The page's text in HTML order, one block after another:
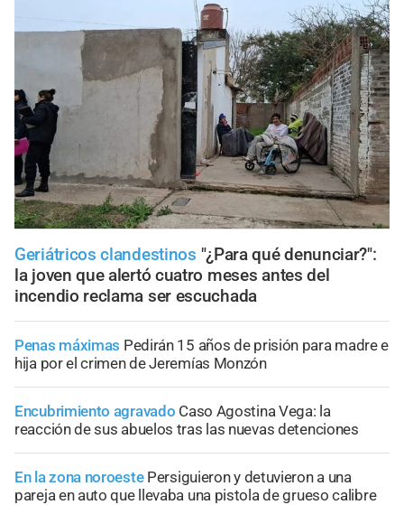
Geriátricos clandestinos "¿Para qué denunciar?":
la joven que alertó cuatro meses antes del
incendio reclama ser escuchada
Penas máximas Pedirán 15 años de prisión para madre e
hija por el crimen de Jeremías Monzón
Encubrimiento agravado Caso Agostina Vega: la
reacción de sus abuelos tras las nuevas detenciones
En la zona noroeste Persiguieron y detuvieron a una
pareja en auto que llevaba una pistola de grueso calibre